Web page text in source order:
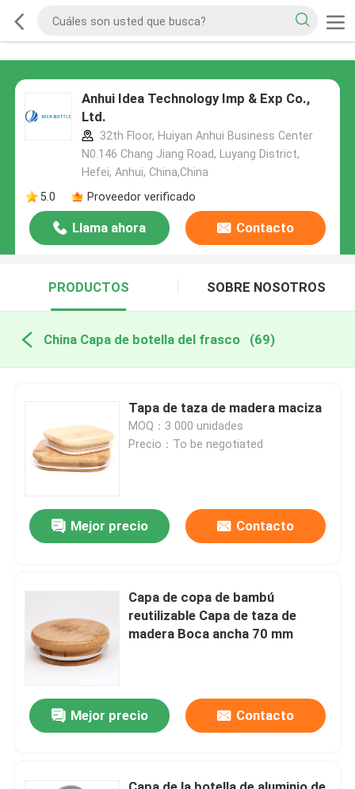
Anhui Idea Technology Imp & Exp Co.,
Ltd.
32th Floor, Huiyan Anhui Business Center
N0.146 Chang Jiang Road, Luyang District,
Hefei, Anhui, China,China
5.0
Proveedor verificado
Llama ahora Contacto
PRODUCTOS SOBRE NOSOTROS
China Capa de botella del frasco (69)
Tapa de taza de madera maciza
MOQ：3 000 unidades
Precio：To be negotiated
Mejor precio Contacto
Capa de copa de bambú
reutilizable Capa de taza de
madera Boca ancha 70 mm
Mejor precio Contacto